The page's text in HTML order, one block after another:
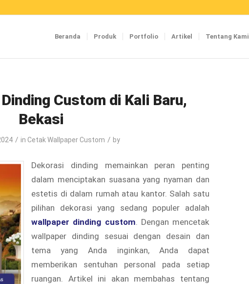
Beranda Produk Portfolio Artikel Tentang Kami
Custom di Kali Baru,
Bekasi
/ in Cetak Wallpaper Custom / by
Dekorasi dinding memainkan peran penting
dalam menciptakan suasana yang nyaman dan
estetis di dalam rumah atau kantor. Salah satu
pilihan dekorasi yang sedang populer adalah
wallpaper dinding custom . Dengan mencetak
wallpaper dinding sesuai dengan desain dan
tema yang Anda inginkan, Anda dapat
memberikan sentuhan personal pada setiap
ruangan. Artikel ini akan membahas tentang